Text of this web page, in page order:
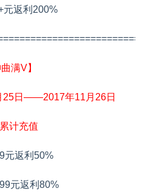
返利200%
曲满V】
25日——2017年11月26日
计充值
元返利50%
元返利80%